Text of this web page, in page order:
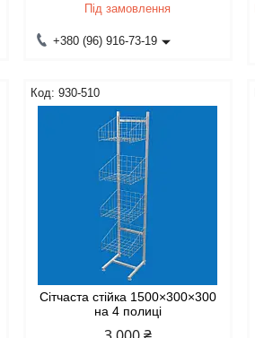
Під замовлення
+380 (96) 916-73-19
930-510
Сітчаста стійка 1500×300×300
на 4 полиці